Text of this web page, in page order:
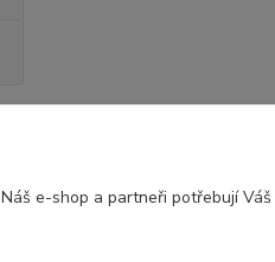
Náš e-shop a partneři potřebují Váš